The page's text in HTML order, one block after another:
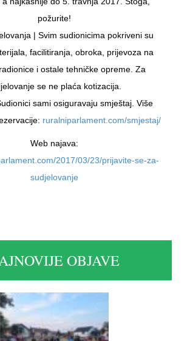
požurite!
| Svim sudionicima pokriveni su
facilitiranja, obroka, prijevoza na
i ostale tehničke opreme. Za
se ne plaća kotizacija.
sami osiguravaju smještaj. Više
ruralniparlament.com/smjestaj/
Web najava:
2017/03/23/prijavite-se-za-
sudjelovanje
OBJAVE